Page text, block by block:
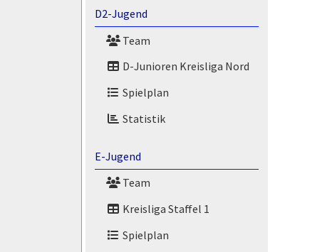
D2-Jugend
Team
D-Junioren Kreisliga Nord
Spielplan
Statistik
E-Jugend
Team
Kreisliga Staffel 1
Spielplan